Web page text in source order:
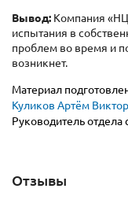
Вывод: Компания
испытания в
проблем во время и
возникнет.
Материал
Куликов Артём
Руководитель
Отзывы